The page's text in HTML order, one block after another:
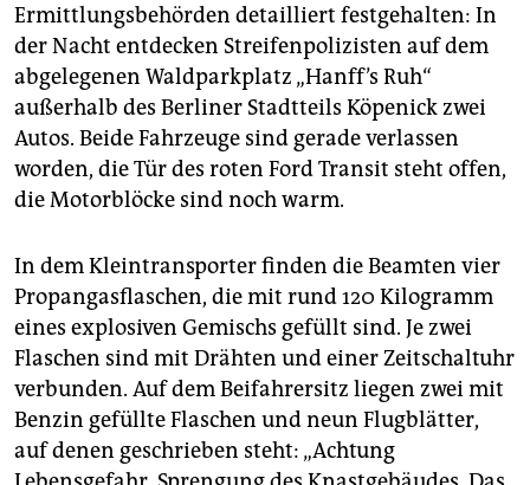
Ermittlungsbehörden detailliert festgehalten: In
der Nacht entdecken Streifenpolizisten auf dem
abgelegenen Waldparkplatz „Hanff’s Ruh“
außerhalb des Berliner Stadtteils Köpenick zwei
Autos. Beide Fahrzeuge sind gerade verlassen
worden, die Tür des roten Ford Transit steht offen,
die Motorblöcke sind noch warm.
In dem Kleintransporter finden die Beamten vier
Propangasflaschen, die mit rund 120 Kilogramm
eines explosiven Gemischs gefüllt sind. Je zwei
Flaschen sind mit Drähten und einer Zeitschaltuhr
verbunden. Auf dem Beifahrersitz liegen zwei mit
Benzin gefüllte Flaschen und neun Flugblätter,
auf denen geschrieben steht: „Achtung